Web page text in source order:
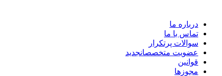
درباره ما
تماس با ما
سوالات پرتکرار
عضویت متخصصانجدید
قوانین
مجوزها